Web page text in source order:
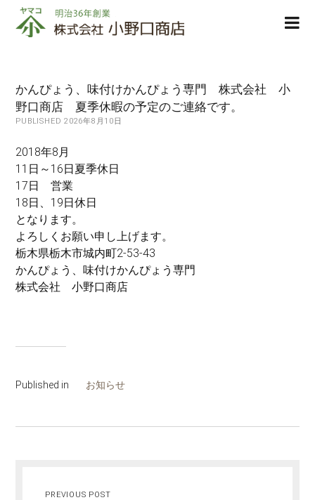
株
式
小
野
口
店
かんぴょう、味付けかんぴょう専門 株式会社 小
野口商店 夏季休暇の予定のご連絡です。
PUBLISHED 2026年8月10日
2018年8月
11日～16日夏季休日
17日 営業
18日、19日休日
となります。
よろしくお願い申し上げます。
栃木県栃木市城内町2-53-43
かんぴょう、味付けかんぴょう専門
株式会社 小野口商店
Published in お知らせ
PREVIOUS POST